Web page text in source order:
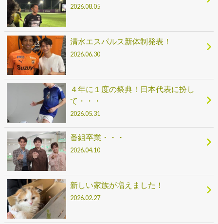
2026.08.05
清水エスパルス新体制発表！
2026.06.30
４年に１度の祭典！日本代表に扮し
て・・・
2026.05.31
番組卒業・・・
2026.04.10
新しい家族が増えました！
2026.02.27